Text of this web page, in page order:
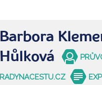
Barbora
Hůlková
RADYNACESTU.CZ